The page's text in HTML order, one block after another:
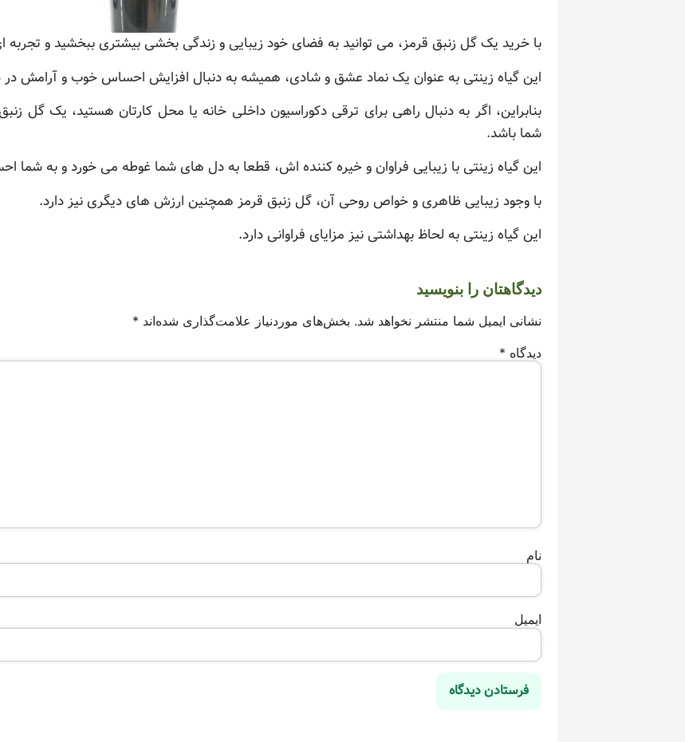
با خرید یک گل زنبق قرمز، می توانید به فضای خود زیبایی و زندگی بخشی بیشتری ببخشید و تجربه
این گیاه زینتی به عنوان یک نماد عشق و شادی، همیشه به دنبال افزایش احساس خوب و آرامش
بنابراین، اگر به دنبال راهی برای ترقی دکوراسیون داخلی خانه یا محل کارتان هستید، یک گل
شما باشد.
این گیاه زینتی با زیبایی فراوان و خیره کننده اش، قطعا به دل های شما غوطه می خورد و به
با وجود زیبایی ظاهری و خواص روحی آن، گل زنبق قرمز همچنین ارزش های دیگری نیز دارد.
این گیاه زینتی به لحاظ بهداشتی نیز مزایای فراوانی دارد.
دیدگاهتان را بنویسید
نشانی ایمیل شما منتشر نخواهد شد. بخش‌های موردنیاز علامت‌گذاری شده‌اند *
دیدگاه *
نام
ایمیل